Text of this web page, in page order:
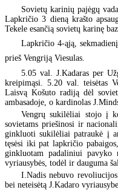
Sovietų karinių pajėgų
Lapkričio 3 dieną krašto
Tekele esančią sovietų karinę
Lapkričio 4-ąją,
prieš Vengriją Viesulas.
5.05 val. J.Kadaras per
kreipimąsi. 5.20 val. teisėtas
Laisvą Košuto radiją dėl
ambasadoje, o kardinolas
Vengrų sukilėliai stojo į
sovietams priešinosi ir
ginkluoti sukilėliai patraukė į
tęsėsi iki pat lapkričio
ginkluotam padaliniui pavyko
vyriausybės, todėl ir dauguma
I.Nadis nebuvo
bei neteisėtą J.Kadaro